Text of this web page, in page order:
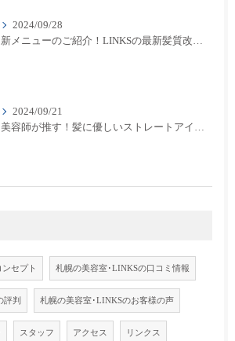
2024/09/28
新メニューのご紹介！LINKSの最新髪質改善カラーメニューが登場！
2024/09/21
美容師が推す！髪に優しいストレートアイロン『キヌージョプロ』で美しいスタイリングを実現
ンセプト 札幌の美容室･LINKSの口コミ情報
評判 札幌の美容室･LINKSのお客様の声
スタッフ アクセス リンクス